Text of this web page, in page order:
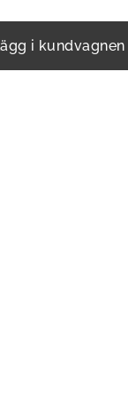
i kundvagnen